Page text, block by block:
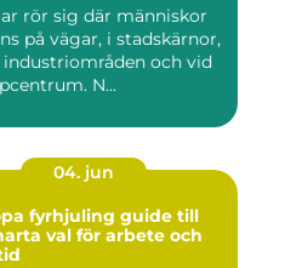
rör sig där människor
industriområden och vid
N...
04. jun
fyrhjuling guide till
val för arbete och